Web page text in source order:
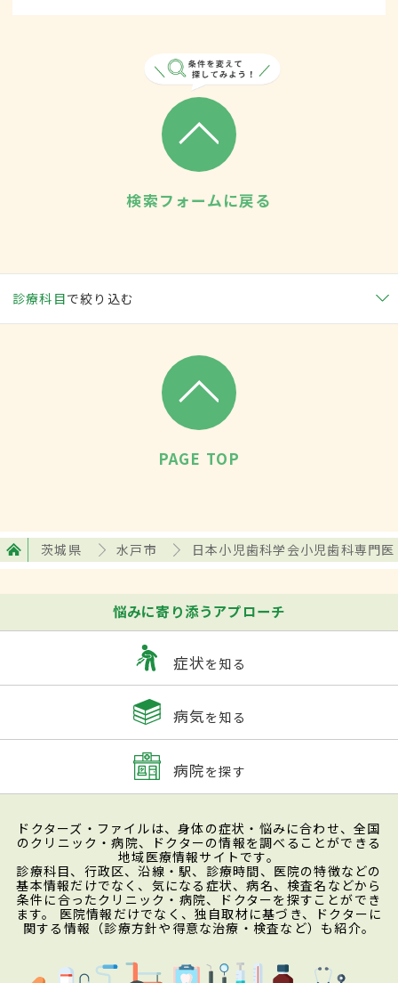
検索フォームに戻る
診療科目で絞り込む
PAGE TOP
茨城県 水戸市 日本小児歯科学会小児歯科専門医
悩みに寄り添うアプローチ
症状を知る
病気を知る
病院を探す
ドクターズ・ファイルは、身体の症状・悩みに合わせ、全国
のクリニック・病院、ドクターの情報を調べることができる
地域医療情報サイトです。
診療科目、行政区、沿線・駅、診療時間、医院の特徴などの
基本情報だけでなく、気になる症状、病名、検査名などから
条件に合ったクリニック・病院、ドクターを探すことができ
ます。 医院情報だけでなく、独自取材に基づき、ドクターに
関する情報（診療方針や得意な治療・検査など）も紹介。